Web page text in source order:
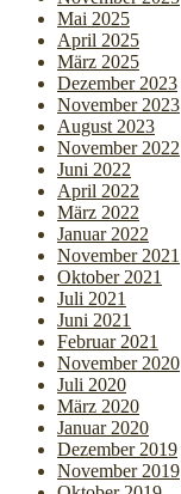
Mai 2025
April 2025
März 2025
Dezember 2023
November 2023
August 2023
November 2022
Juni 2022
April 2022
März 2022
Januar 2022
November 2021
Oktober 2021
Juli 2021
Juni 2021
Februar 2021
November 2020
Juli 2020
März 2020
Januar 2020
Dezember 2019
November 2019